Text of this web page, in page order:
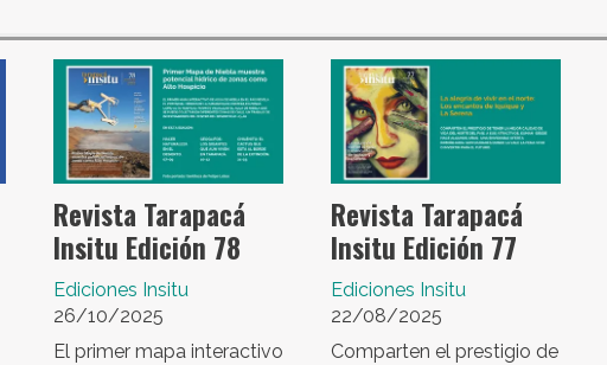
Revista Tarapacá
Insitu Edición 78
Ediciones Insitu
26/10/2025
El primer mapa interactivo
Revista Tarapacá
Insitu Edición 77
Ediciones Insitu
22/08/2025
Comparten el prestigio de